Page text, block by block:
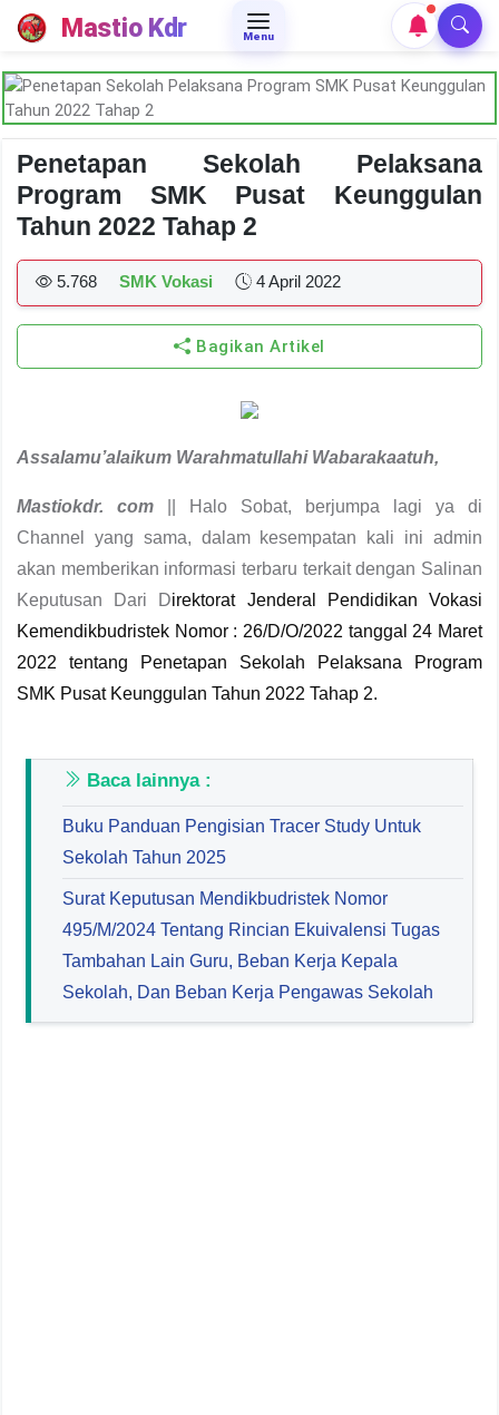
Mastio Kdr Menu
Penetapan Sekolah Pelaksana
Program SMK Pusat Keunggulan
Tahun 2022 Tahap 2
5.768 SMK Vokasi 4 April 2022
Bagikan Artikel
Assalamu’alaikum Warahmatullahi Wabarakaatuh,
Mastiokdr. com || Halo Sobat, berjumpa lagi ya di
Channel yang sama, dalam kesempatan kali ini admin
akan memberikan informasi terbaru terkait dengan Salinan
Keputusan Dari Direktorat Jenderal Pendidikan Vokasi
Kemendikbudristek Nomor : 26/D/O/2022 tanggal 24 Maret
2022 tentang
Penetapan Sekolah Pelaksana Program
SMK Pusat Keunggulan Tahun 2022 Tahap 2.
Baca lainnya :
Buku Panduan Pengisian Tracer Study Untuk
Sekolah Tahun 2025
Surat Keputusan Mendikbudristek Nomor
495/M/2024 Tentang Rincian Ekuivalensi Tugas
Tambahan Lain Guru, Beban Kerja Kepala
Sekolah, Dan Beban Kerja Pengawas Sekolah